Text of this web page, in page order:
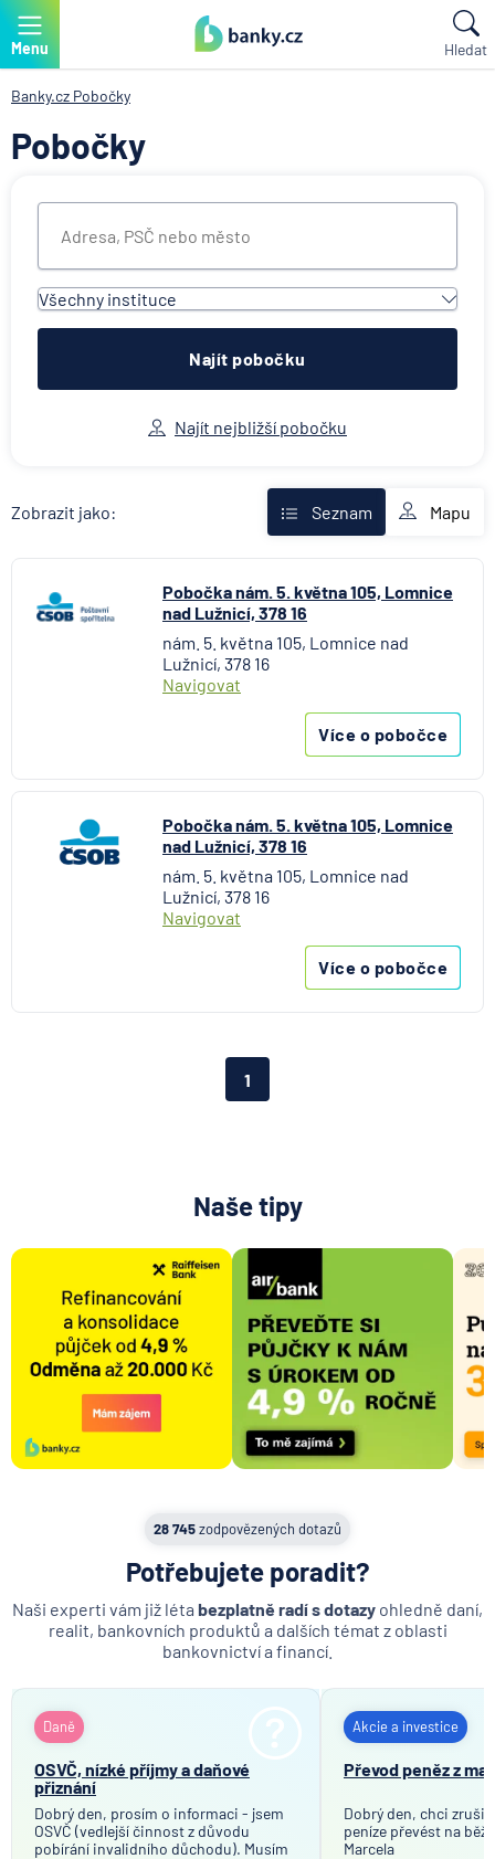
Menu Hledat
Banky.cz Pobočky
Pobočky
Všechny instituce
Všechny instituce
ACE European Group Ltd
Allianz penzijní společnost
Allianz pojišťovna
AXA Assistance
BNP Paribas Cardif Pojišťovna
Česká exportní banka
Česká národní banka
Česká podnikatelská pojišťovna
Česká spořitelna
Česká spořitelna - penzijní společnost
ČSOB Hypoteční banka
ČSOB Penzijní společnost
ČSOB Pojišťovna
ČSOB Poštovní spořitelna
D.A.S. právní ochrana, pobočka ERGO Versicherung
Generali česká pojišťovna
HDI Versicherung AG
ING Bank N. V.
J&T BANKA
KB Penzijní společnost
Komerční banka
Komerční pojišťovna
Kooperativa pojišťovna
Max banka
MetLife Europe d.a.c.
Modrá pyramida stavební spořitelna
MONETA Money Bank
Národní rozvojová banka
NEY spořitelní družstvo
NN Penzijní společnost
NN Životná poisťovňa
Oberbank AG
PPF banka
Raiffeisen stavební spořitelna
Raiffeisenbank
Najít pobočku
Najít nejbližší pobočku
Zobrazit jako: Seznam Mapu
Pobočka nám. 5. května 105, Lomnice
nad Lužnicí, 378 16
nám. 5. května 105, Lomnice nad
Lužnicí, 378 16
Navigovat
Více o pobočce
Pobočka nám. 5. května 105, Lomnice
nad Lužnicí, 378 16
nám. 5. května 105, Lomnice nad
Lužnicí, 378 16
Navigovat
Více o pobočce
1
Naše tipy
28 745zodpovězených dotazů
Potřebujete poradit?
Naši experti vám již léta bezplatně radí s dotazy ohledně daní,
realit, bankovních produktů a dalších témat z oblasti
bankovnictví a financí.
Daně
OSVČ, nízké příjmy a daňové
přiznání
Dobrý den, prosím o informaci - jsem
OSVČ (vedlejší činnost z důvodu
pobírání invalidního důchodu). Musím
Akcie a investice
Převod peněz z
Dobrý den, chci
peníze převést na
Marcela